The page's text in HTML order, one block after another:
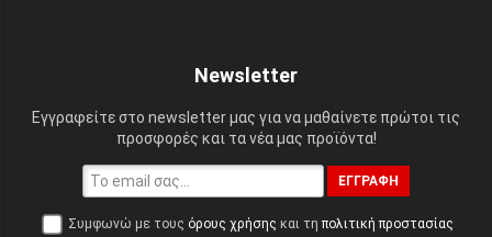
Newsletter
Εγγραφείτε στο newsletter μας για να μαθαίνετε πρώτοι τις
προσφορές και τα νέα μας προϊόντα!
ΕΓΓΡΑΦΉ
Συμφωνώ με τους όρους χρήσης και τη πολιτική προστασίας